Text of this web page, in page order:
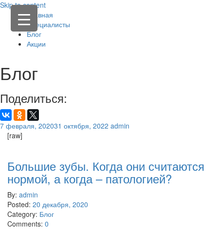
Skip to content
Главная
Специалисты
Блог
Акции
Блог
Поделиться:
7 февраля, 202031 октября, 2022 admin
[raw]
Большие зубы. Когда они считаются
нормой, а когда – патологией?
By: admin
Posted: 20 декабря, 2020
Category: Блог
Comments: 0